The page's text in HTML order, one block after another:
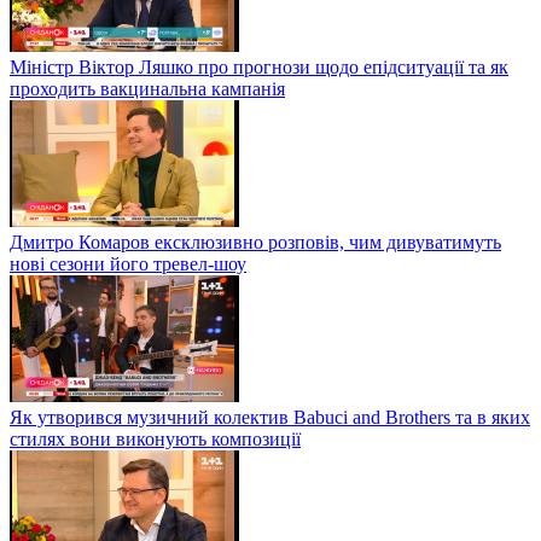
Міністр Віктор Ляшко про прогнози щодо епідситуації та як
проходить вакцинальна кампанія
Дмитро Комаров ексклюзивно розповів, чим дивуватимуть
нові сезони його тревел-шоу
Як утворився музичний колектив Babuci and Brothers та в яких
стилях вони виконують композиції